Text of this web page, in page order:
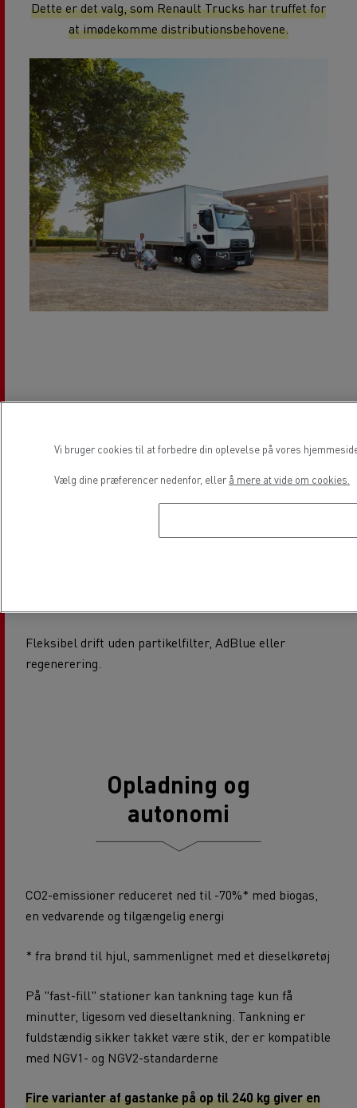
Dette er det valg, som Renault Trucks har truffet for
at imødekomme distributionsbehovene.
omkostninger ved
ejerskab (TCO)
Fleksibel drift uden partikelfilter, AdBlue eller
regenerering.
Opladning og
autonomi
CO2-emissioner reduceret ned til -70%* med biogas,
en vedvarende og tilgængelig energi
* fra brønd til hjul, sammenlignet med et dieselkøretøj
På "fast-fill" stationer kan tankning tage kun få
minutter, ligesom ved dieseltankning. Tankning er
fuldstændig sikker takket være stik, der er kompatible
med NGV1- og NGV2-standarderne
Fire varianter af gastanke på op til 240 kg giver en
Vi bruger cookies til at forbedre din oplevelse på vores
Vælg dine præferencer nedenfor, eller å mere at vide om cookies.